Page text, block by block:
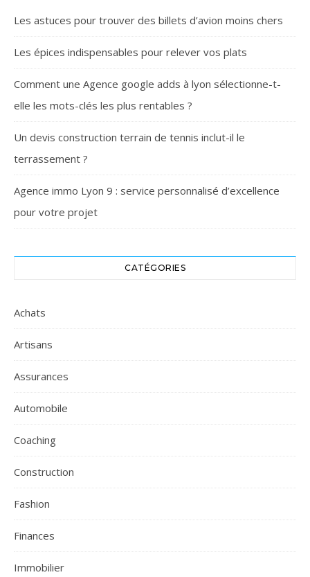
Les astuces pour trouver des billets d’avion moins chers
Les épices indispensables pour relever vos plats
Comment une Agence google adds à lyon sélectionne-t-
elle les mots-clés les plus rentables ?
Un devis construction terrain de tennis inclut-il le
terrassement ?
Agence immo Lyon 9 : service personnalisé d’excellence
pour votre projet
CATÉGORIES
Achats
Artisans
Assurances
Automobile
Coaching
Construction
Fashion
Finances
Immobilier